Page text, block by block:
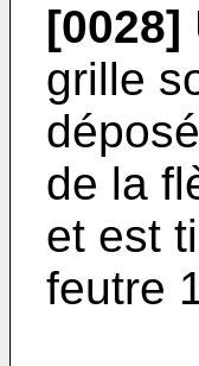
[0028]
grille
de la
et est
feutre